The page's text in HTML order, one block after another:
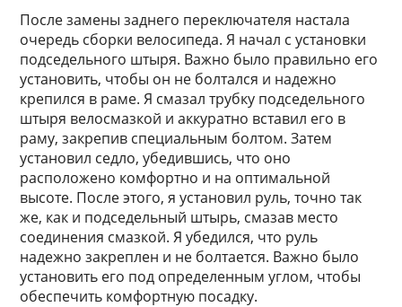
После замены заднего переключателя настала
очередь сборки велосипеда. Я начал с установки
подседельного штыря. Важно было правильно его
установить, чтобы он не болтался и надежно
крепился в раме. Я смазал трубку подседельного
штыря велосмазкой и аккуратно вставил его в
раму, закрепив специальным болтом. Затем
установил седло, убедившись, что оно
расположено комфортно и на оптимальной
высоте. После этого, я установил руль, точно так
же, как и подседельный штырь, смазав место
соединения смазкой. Я убедился, что руль
надежно закреплен и не болтается. Важно было
установить его под определенным углом, чтобы
обеспечить комфортную посадку.